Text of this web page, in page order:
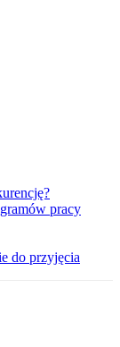
pracy
do przyjęcia